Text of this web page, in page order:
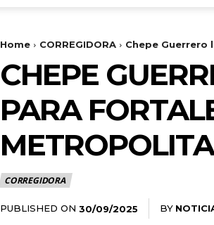
Home CORREGIDORA Chepe Guerrero
CHEPE
PARA
CORREGIDORA
PUBLISHED ON 30/09/2025 BY